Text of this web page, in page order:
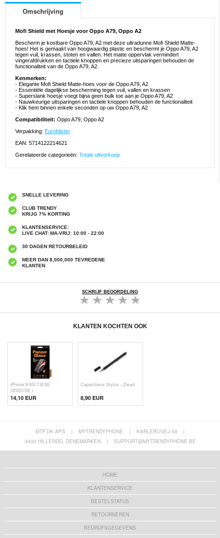
Omschrijving
Mofi Shield met Hoesje voor Oppo A79, Oppo A2
Bescherm je kostbare Oppo A79, A2 met deze ultradunne Mofi Shield Matte-
hoes! Het is gemaakt van hoogwaardig plastic en beschermt je Oppo A79, A2
tegen vuil, krassen, stoten en vallen. Het matte oppervlak vermindert
vingerafdrukken en tactiele knoppen en precieze uitsparingen behouden de
functionaliteit van de Oppo A79, A2.
Kenmerken:
- Elegante Mofi Shield Matte-hoes voor de Oppo A79, A2
- Essentiële dagelijkse bescherming tegen vuil, vallen en krassen
- Superslank hoesje voegt bijna geen bulk toe aan je Oppo A79, A2
- Nauwkeurige uitsparingen en tactiele knoppen behouden de functionaliteit
- Klik hem binnen enkele seconden op uw Oppo A79, A2
Compatibiliteit: Oppo A79, Oppo A2
Verpakking: Euroblister
EAN: 5714122214621
Gerelateerde categorieën: Totale uitverkoop
SNELLE LEVERING
CLUB TRENDY
KRIJG 7% KORTING
KLANTENSERVICE:
LIVE CHAT: MA-VRIJ: 10:00 - 22:00
30 DAGEN RETOURBELEID
MEER DAN 8,000,000 TEVREDENE
KLANTEN
SCHRIJF BEOORDELING
KLANTEN KOCHTEN OOK
iPhone 6/6S/7/8/SE
(2020)/SE (
14,10 EUR
Capacitieve Stylus - Zwart
8,90 EUR
MTP.DK APS | MYTRENDYPHONE | KARLEBOVEJ 59
|
3400 HILLERØD, DENEMARKEN
| SUPPORT@MYTRENDYPHONE.BE
HOME
KLANTENSERVICE
BESTELSTATUS
RETOURNEREN
BEDRIJFSGEGEVENS